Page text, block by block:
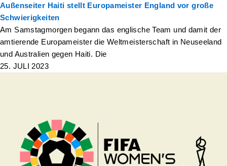
Außenseiter Haiti stellt Europameister England vor große
Schwierigkeiten
Am Samstagmorgen begann das englische Team und damit der
amtierende Europameister die Weltmeisterschaft in Neuseeland
und Australien gegen Haiti. Die
25. JULI 2023